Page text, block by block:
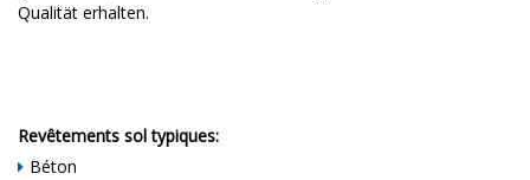
Qualität erhalten.
Revêtements sol typiques:
Béton